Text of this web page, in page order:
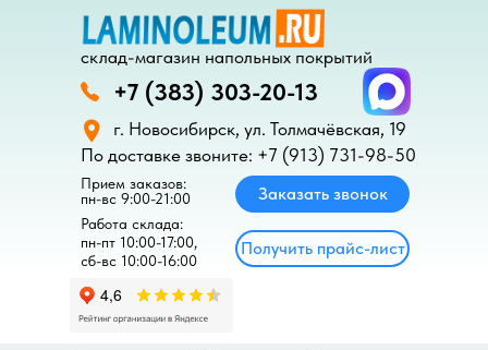
+7 (383) 303-20-13
г. Новосибирск, ул. Толмачёвская, 19
По доставке звоните: +7 (913) 731-98-50‬
склад-магазин напольных покрытий
Получить прайс-лист
Работа склада:
пн-пт 10:00-17:00,
сб-вс 10:00-16:00
Заказать звонок
Прием заказов:
пн-вс 9:00-21:00
Ламинат ПВХ-плитка